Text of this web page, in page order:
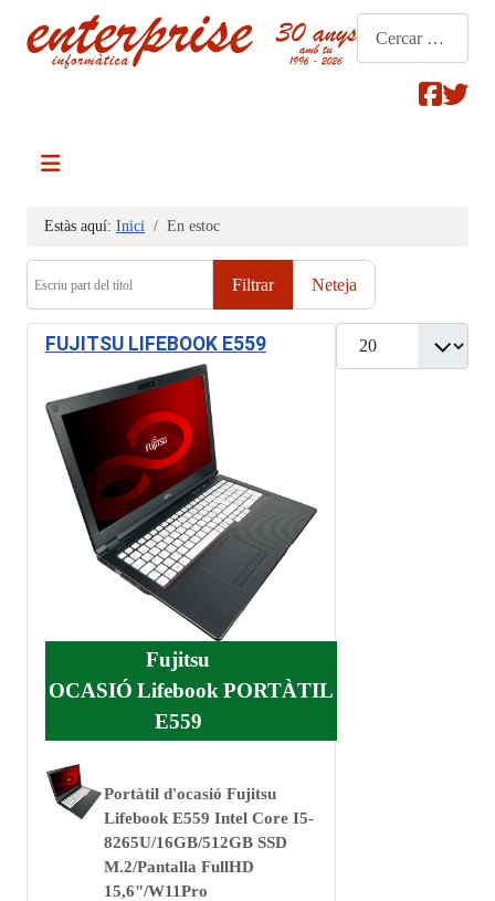
Estàs aquí: Inici En estoc
Filtrar Neteja
FUJITSU LIFEBOOK E559
OCASIÓ
Fujitsu
Lifebook
E559
PORTÀTIL
Portàtil d'ocasió Fujitsu
Lifebook E559 Intel Core I5-
8265U/16GB/512GB SSD
M.2/Pantalla FullHD
15,6"/W11Pro